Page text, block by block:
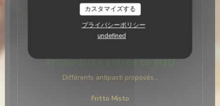
カスタマイズする
プライバシーポリシー
undefined
vos plats préférés de notre carte à réchauffer
simplement chez vous ! A vos commandes ! :-)
Antipasti (en entrée ou plat)
Différents antipasti proposés...
Fritto Misto